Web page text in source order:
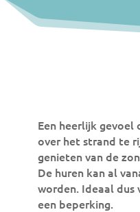
Een heerlijk
over het strand te
genieten van de
De huren kan al
worden. Ideaal
een beperking.